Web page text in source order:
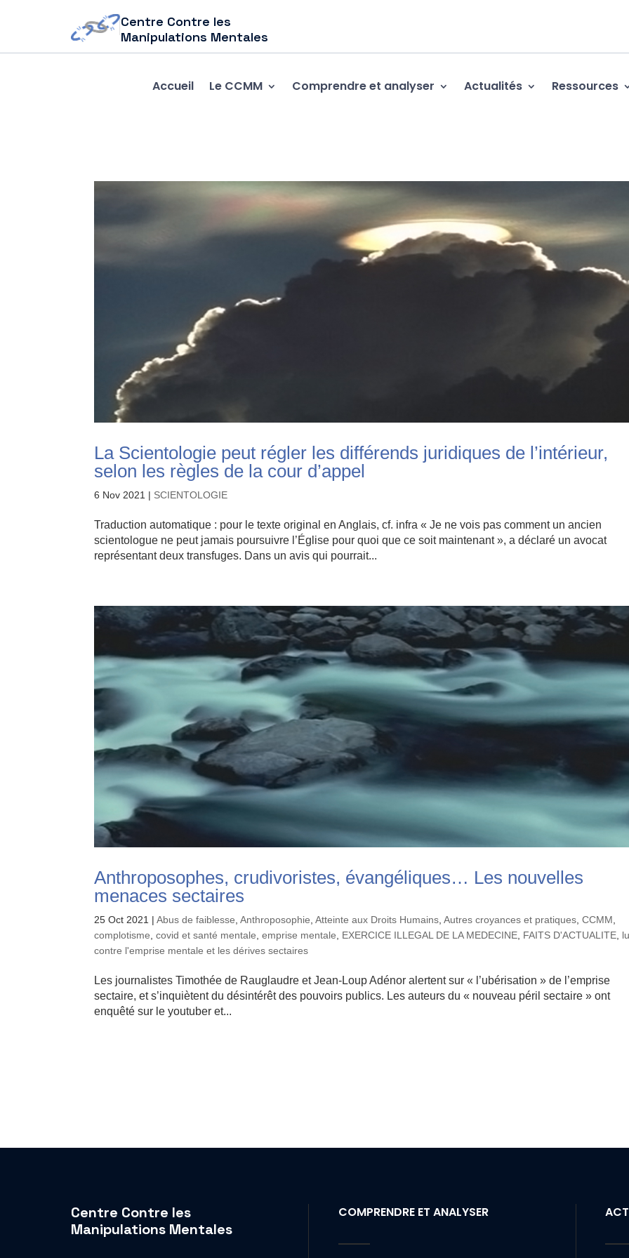
Centre Contre les
Manipulations Mentales
Accueil Le CCMM Comprendre et analyser Actualités Ressources
La Scientologie peut régler les différends juridiques de l’intérieur,
selon les règles de la cour d’appel
6 Nov 2021 | SCIENTOLOGIE
Traduction automatique : pour le texte original en Anglais, cf. infra « Je ne vois pas comment un ancien
scientologue ne peut jamais poursuivre l’Église pour quoi que ce soit maintenant », a déclaré un avocat
représentant deux transfuges. Dans un avis qui pourrait...
Anthroposophes, crudivoristes, évangéliques… Les nouvelles
menaces sectaires
25 Oct 2021 |Abus de faiblesse ,Anthroposophie ,Atteinte aux Droits Humains ,Autres croyances et pratiques ,CCMM
complotisme ,covid et santé mentale ,emprise mentale EXERCICE ILLEGAL DE LA MEDECINE FAITS D'ACTUALITE
contre l'emprise mentale et les dérives sectaires
Les journalistes Timothée de Rauglaudre et Jean-Loup Adénor alertent sur « l’ubérisation » de l’emprise
sectaire, et s’inquiètent du désintérêt des pouvoirs publics. Les auteurs du « nouveau péril sectaire » ont
enquêté sur le youtuber et...
Centre Contre les
Manipulations Mentales
COMPRENDRE ET ANALYSER